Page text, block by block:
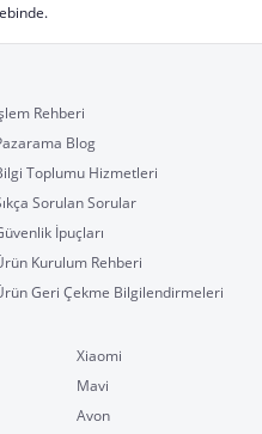
Rehberi
Blog
Toplumu Hizmetleri
Sorulan Sorular
İpuçları
Kurulum Rehberi
Geri Çekme Bilgilendirmeleri
Xiaomi
Mavi
Avon